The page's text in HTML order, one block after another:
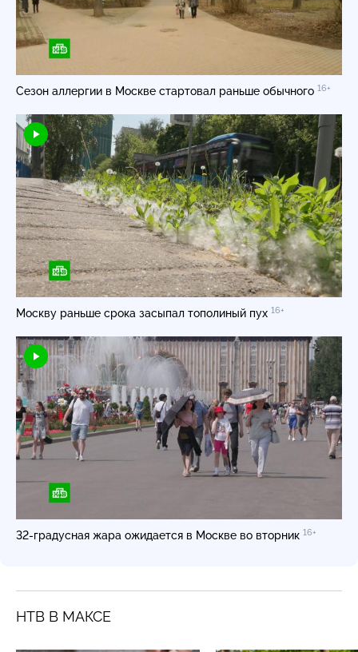
Сезон аллергии в Москве стартовал раньше обычного 16+
Москву раньше срока засыпал тополиный пух 16+
32-градусная жара ожидается в Москве во вторник 16+
НТВ В МАКСЕ